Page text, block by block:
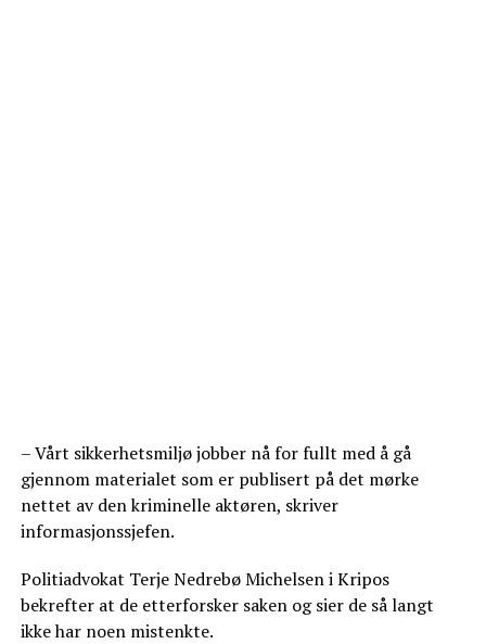
– Vårt sikkerhetsmiljø jobber nå for fullt med å gå
gjennom materialet som er publisert på det mørke
nettet av den kriminelle aktøren, skriver
informasjonssjefen.
Politiadvokat Terje Nedrebø Michelsen i Kripos
bekrefter at de etterforsker saken og sier de så langt
ikke har noen mistenkte.